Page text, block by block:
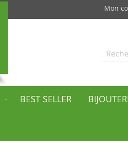
Mon
BEST SELLER